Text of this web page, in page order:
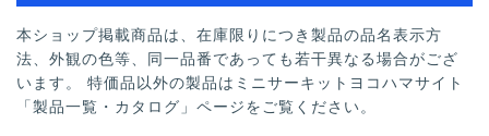
本ショップ掲載商品は、在庫限りにつき製品の品名表示方
法、外観の色等、同一品番であっても若干異なる場合がござ
います。 特価品以外の製品はミニサーキットヨコハマサイト
「製品一覧・カタログ」ページをご覧ください。